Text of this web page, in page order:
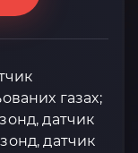
газах;
датчик
датчик